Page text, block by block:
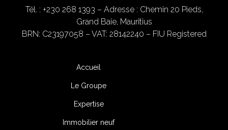
Tél. : +230 268 1393 – Adresse : Chemin 20 Pieds,
Grand Baie, Mauritius
BRN: C23197058 – VAT: 28142240 – FIU Registered
Accueil
Le Groupe
Expertise
Immobilier neuf